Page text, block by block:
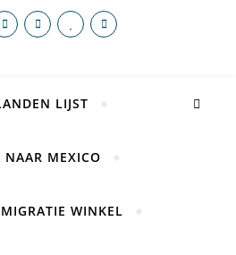
LIJST
NAAR MEXICO
WINKEL